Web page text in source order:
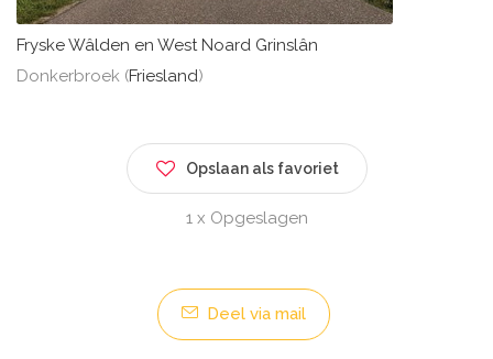
Fryske Wâlden en West Noard Grinslân
Donkerbroek (Friesland)
Opslaan als favoriet
1 x Opgeslagen
Deel via mail